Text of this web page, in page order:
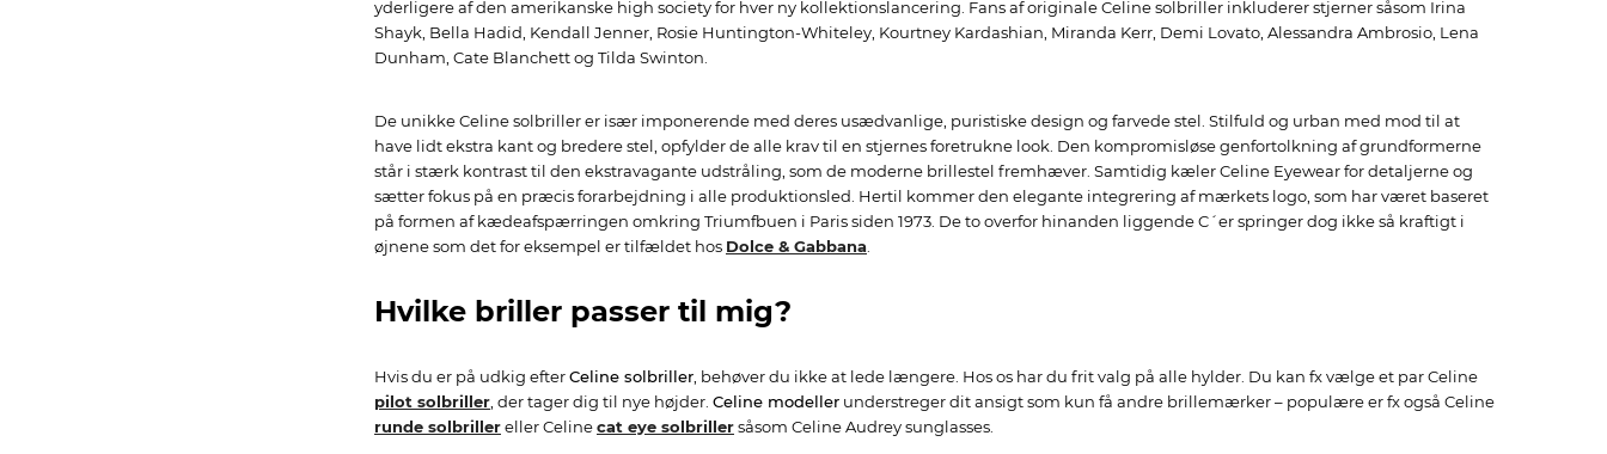
yderligere af den amerikanske high society for hver ny kollektionslancering. Fans af originale Celine solbriller inkluderer stjerner såsom Irina
Shayk, Bella Hadid, Kendall Jenner, Rosie Huntington-Whiteley, Kourtney Kardashian, Miranda Kerr, Demi Lovato, Alessandra Ambrosio, Lena
Dunham, Cate Blanchett og Tilda Swinton.
De unikke Celine solbriller er især imponerende med deres usædvanlige, puristiske design og farvede stel. Stilfuld og urban med mod til at
have lidt ekstra kant og bredere stel, opfylder de alle krav til en stjernes foretrukne look. Den kompromisløse genfortolkning af grundformerne
står i stærk kontrast til den ekstravagante udstråling, som de moderne brillestel fremhæver. Samtidig kæler Celine Eyewear for detaljerne og
sætter fokus på en præcis forarbejdning i alle produktionsled. Hertil kommer den elegante integrering af mærkets logo, som har været baseret
på formen af kædeafspærringen omkring Triumfbuen i Paris siden 1973. De to overfor hinanden liggende C´er springer dog ikke så kraftigt i
øjnene som det for eksempel er tilfældet hos Dolce & Gabbana.
Hvilke briller passer til mig?
Hvis du er på udkig efterCeline solbriller, behøver du ikke at lede længere. Hos os har du frit valg på alle hylder. Du kan fx vælge et par Celine
pilot solbriller, der tager dig til nye højder. Celine modeller understreger dit ansigt som kun få andre brillemærker – populære er fx også Celine
runde solbrillereller Celinecat eye solbrillersåsom Celine Audrey sunglasses.